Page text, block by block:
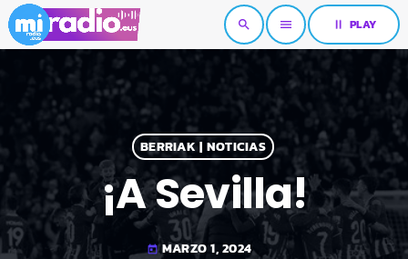
search menu pause PLAY
BERRIAK | NOTICIAS
¡A Sevilla!
today MARZO 1, 2024